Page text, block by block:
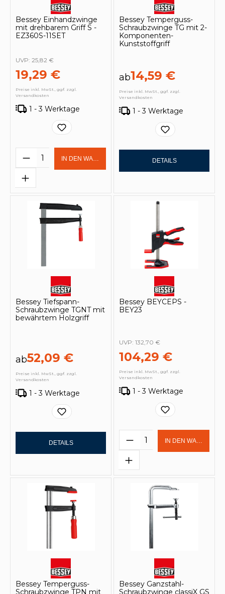
Bessey Einhandzwinge
mit drehbarem Griff S -
EZ360S-11SET
19,29 €
UVP: 25,82 €
Preise inkl. MwSt., ggf. zzgl.
Versandkosten
1 - 3 Werktage
Produkt Anzahl: Gib den
IN DEN WARENKORB
Bessey Temperguss-
Schraubzwinge TG mit 2-
Komponenten-
Kunststoffgriff
ab14,59 €
Preise inkl. MwSt., ggf. zzgl.
Versandkosten
1 - 3 Werktage
DETAILS
Bessey Tiefspann-
Schraubzwinge TGNT mit
bewährtem Holzgriff
ab52,09 €
Preise inkl. MwSt., ggf. zzgl.
Versandkosten
1 - 3 Werktage
DETAILS
Bessey BEYCEPS -
BEY23
104,29 €
UVP: 132,70 €
Preise inkl. MwSt., ggf. zzgl.
Versandkosten
1 - 3 Werktage
Produkt Anzahl:
IN DEN
Bessey Temperguss-
Schraubzwinge TPN mit
Bessey Ganzstahl-
Schraubzwinge classiX GS